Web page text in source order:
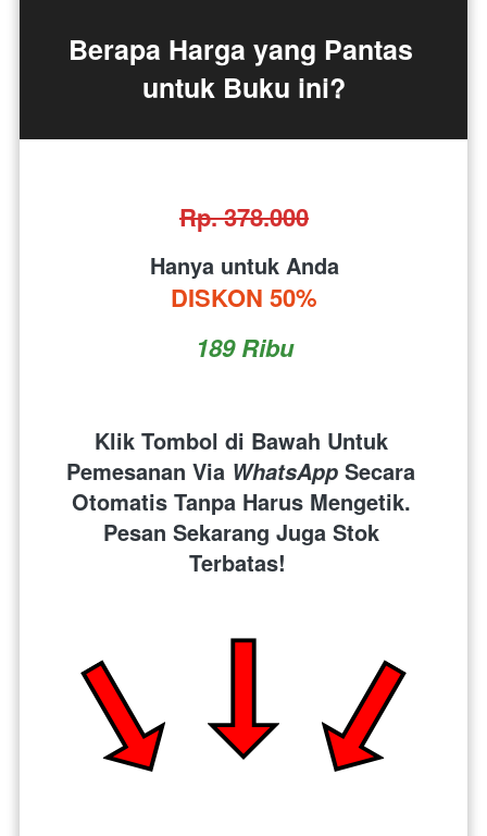
Berapa Harga yang Pantas
untuk Buku ini?
Rp. 378.000
Hanya untuk Anda
DISKON 50%
189 Ribu
Klik Tombol di Bawah Untuk
Pemesanan Via WhatsApp Secara
Otomatis Tanpa Harus Mengetik.
Pesan Sekarang Juga Stok
Terbatas!